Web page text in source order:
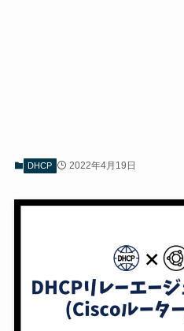
DHCP 2022年4月19日